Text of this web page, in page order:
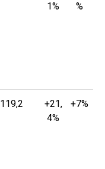
1%
%
119,2
+21,
4%
+7%